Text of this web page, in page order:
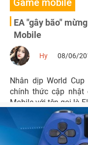
Game mobile
EA "gây bão"
Mobile
Hy 08/06/
Nhân dịp World
chính thức cập nhật
Mobile với tên gọi là